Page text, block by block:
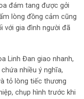
đám tang được gởi
lòng đồng cảm cũng
với gia đình người đã
Linh Đan giao nhanh,
nhiều ý nghĩa,
tỏ lòng tiếc thương
chụp hình trước khi